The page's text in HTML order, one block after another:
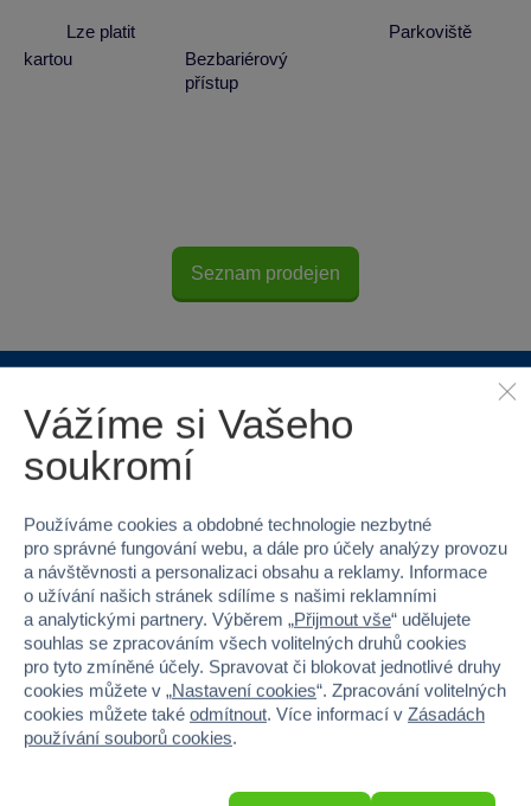
Lze platit
kartou
Bezbariérový
přístup
Parkoviště
Seznam prodejen
Proč nakupovat ve Sparkys?
Nejširší sortiment na
trhu
40 kamenných
prodejen v ČR
Vážíme si Vašeho
soukromí
Používáme cookies a obdobné technologie nezbytné
pro správné fungování webu, a dále pro účely analýzy provozu
a návštěvnosti a personalizaci obsahu a reklamy. Informace
o užívání našich stránek sdílíme s našimi reklamními
a analytickými partnery. Výběrem „Přijmout vše“ udělujete
souhlas se zpracováním všech volitelných druhů cookies
pro tyto zmíněné účely. Spravovat či blokovat jednotlivé druhy
cookies můžete v „Nastavení cookies“. Zpracování volitelných
cookies můžete také odmítnout. Více informací v Zásadách
používání souborů cookies.